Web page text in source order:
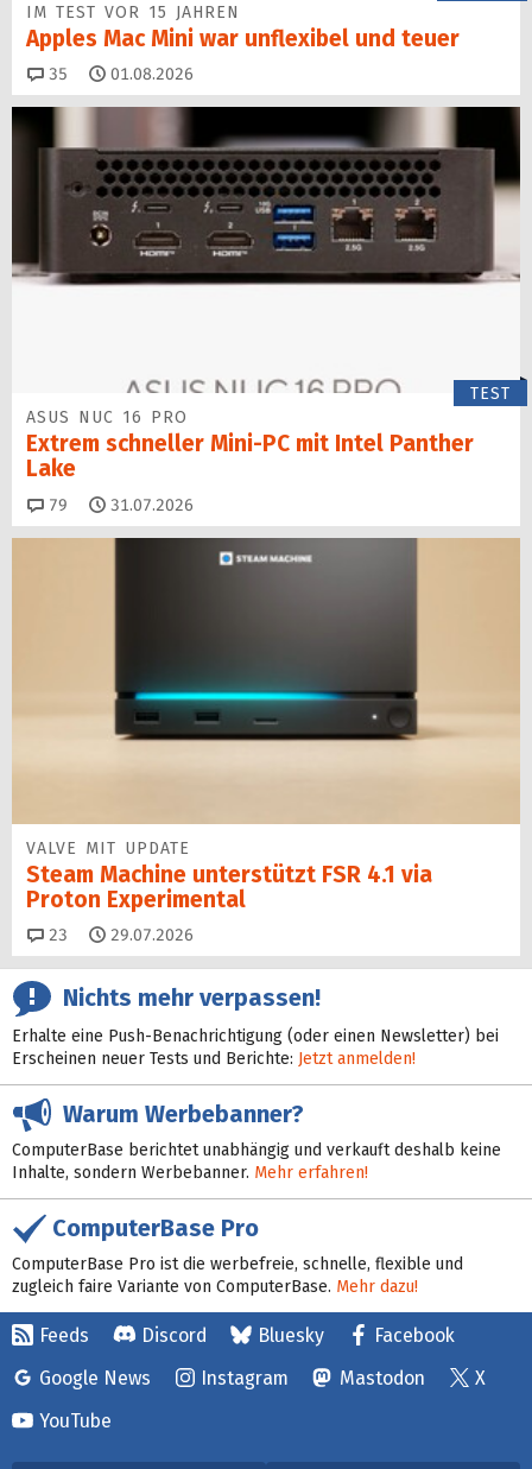
IM TEST VOR 15 JAHREN
Apples Mac Mini war unflexibel und teuer
35 Kommentare
01.08.2026
TEST
ASUS NUC 16 PRO
Extrem schneller Mini-PC mit Intel Panther
Lake
79 Kommentare
31.07.2026
VALVE MIT UPDATE
Steam Machine unterstützt FSR 4.1 via
Proton Experimental
23 Kommentare
29.07.2026
Nichts mehr verpassen!
Erhalte eine Push-Benachrichtigung (oder einen Newsletter) bei
Erscheinen neuer Tests und Berichte: Jetzt anmelden!
Warum Werbebanner?
ComputerBase berichtet unabhängig und verkauft deshalb keine
Inhalte, sondern Werbebanner. Mehr erfahren!
ComputerBase Pro
ComputerBase Pro ist die werbefreie, schnelle, flexible und
zugleich faire Variante von ComputerBase. Mehr dazu!
Feeds Discord Bluesky
Facebook
Google News
Instagram Mastodon
X
YouTube